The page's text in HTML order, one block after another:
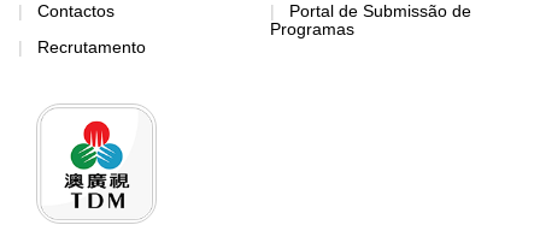
Contactos
Recrutamento
Portal de Submissão de
Programas